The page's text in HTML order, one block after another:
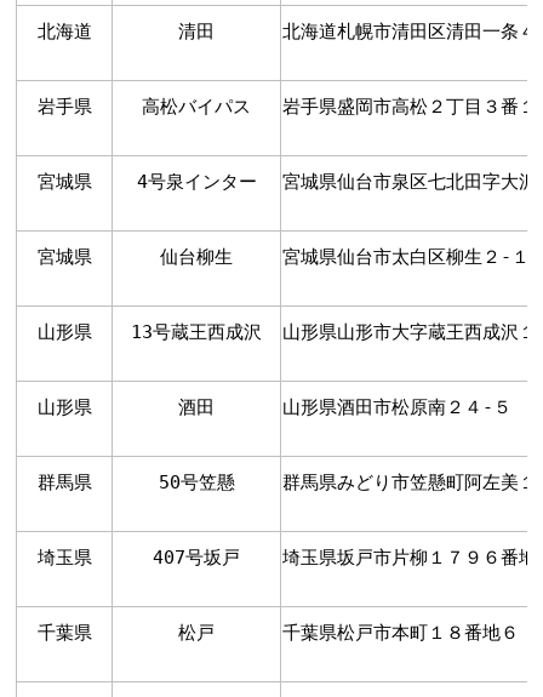
北海道 清田 北海道札幌市清田区清田一条
岩手県 高松バイパス 岩手県盛岡市高松２丁目３番１
宮城県 4号泉インター 宮城県仙台市泉区七北田字大
宮城県 仙台柳生 宮城県仙台市太白区柳生２-１
山形県 13号蔵王西成沢 山形県山形市大字蔵王西成沢１
山形県 酒田 山形県酒田市松原南２４-５
群馬県 50号笠懸 群馬県みどり市笠懸町阿左美
埼玉県 407号坂戸 埼玉県坂戸市片柳１７９６番地
千葉県 松戸 千葉県松戸市本町１８番地６